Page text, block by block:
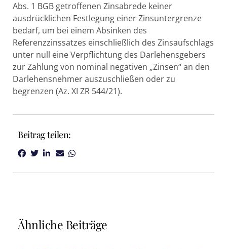
Abs. 1 BGB getroffenen Zinsabrede keiner
ausdrücklichen Festlegung einer Zinsuntergrenze
bedarf, um bei einem Absinken des
Referenzzinssatzes einschließlich des Zinsaufschlags
unter null eine Verpflichtung des Darlehensgebers
zur Zahlung von nominal negativen „Zinsen“ an den
Darlehensnehmer auszuschließen oder zu
begrenzen (Az. XI ZR 544/21).
Beitrag teilen:
Ähnliche Beiträge